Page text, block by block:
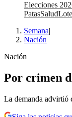
Elecciones
PatasSalud
Semana|
Nación
Nación
Por crimen
La demanda advirtió